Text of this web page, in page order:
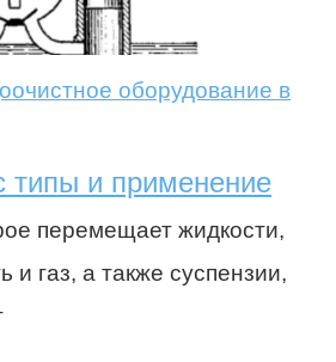
оборудование в
типы и применение
перемещает жидкости,
и газ, а также суспензии,